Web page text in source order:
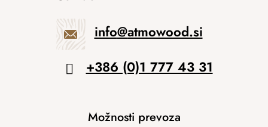
info@atmowood.si
+386 (0)1 777 43 31
Možnosti prevoza